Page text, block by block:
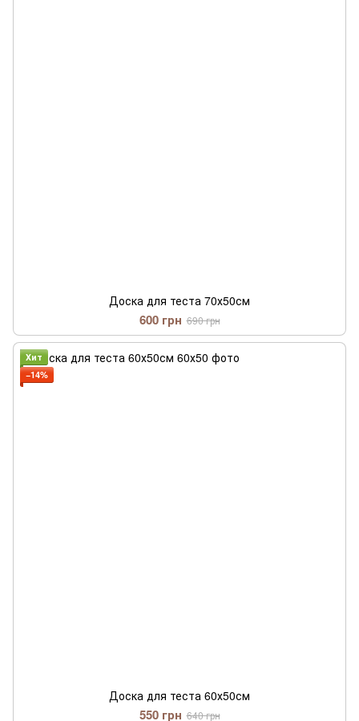
Доска для теста 70х50см
600 грн 690 грн
Хит
−14%
Доска для теста 60х50см
550 грн 640 грн